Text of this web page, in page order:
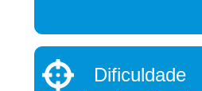
Dificuldade